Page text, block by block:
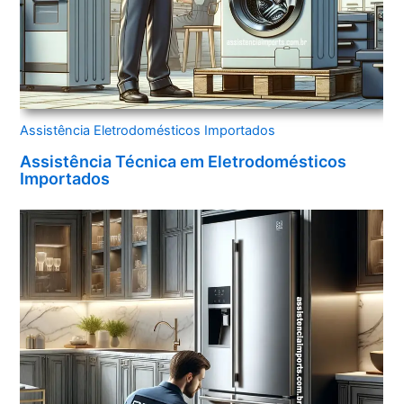
Assistência Eletrodomésticos Importados
Assistência Técnica em Eletrodomésticos
Importados